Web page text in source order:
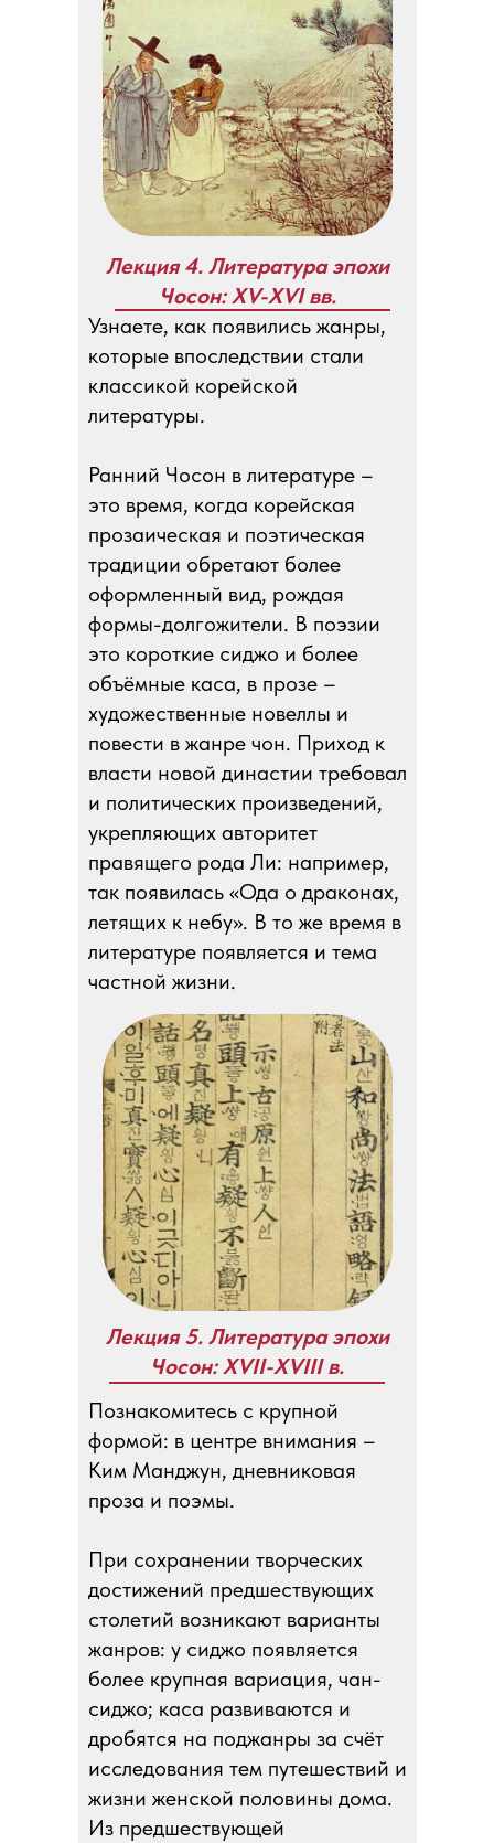
Лекция 4. Литература эпохи
Чосон: XV-XVI вв.
Узнаете, как появились жанры,
которые впоследствии стали
классикой корейской
литературы.
Ранний Чосон в литературе –
это время, когда корейская
прозаическая и поэтическая
традиции обретают более
оформленный вид, рождая
формы-долгожители. В поэзии
это короткие сиджо и более
объёмные каса, в прозе –
художественные новеллы и
повести в жанре чон. Приход к
власти новой династии требовал
и политических произведений,
укрепляющих авторитет
правящего рода Ли: например,
так появилась «Ода о драконах,
летящих к небу». В то же время в
литературе появляется и тема
частной жизни.
Лекция 5. Литература эпохи
Чосон: XVII-XVIII в.
Познакомитесь с крупной
формой: в центре внимания –
Ким Манджун, дневниковая
проза и поэмы.
При сохранении творческих
достижений предшествующих
столетий возникают варианты
жанров: у сиджо появляется
более крупная вариация, чан-
сиджо; каса развиваются и
дробятся на поджанры за счёт
исследования тем путешествий и
жизни женской половины дома.
Из предшествующей